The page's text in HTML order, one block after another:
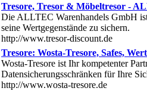
Tresore, Tresor & Möbeltresor -
Die ALLTEC Warenhandels GmbH
seine Wertgegenstände zu sichern.
http://www.tresor-discount.de
Tresore: Wosta-Tresore, Safes,
Wosta-Tresore ist Ihr kompetenter
Datensicherungsschränken für Ihre
http://www.wosta-tresore.de